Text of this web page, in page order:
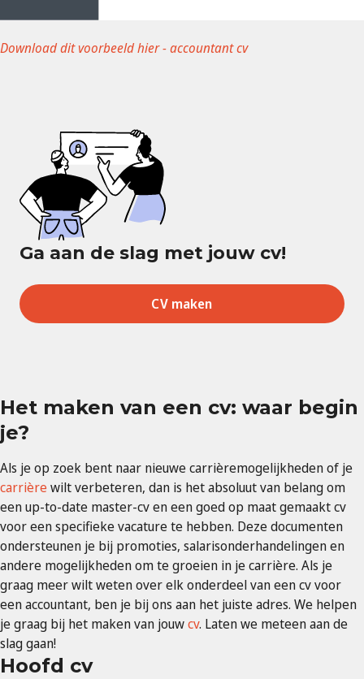
Download dit voorbeeld hier - accountant cv
Ga aan de slag met jouw cv!
CV maken
Het maken van een cv: waar begin
je?
Als je op zoek bent naar nieuwe carrièremogelijkheden of je
carrièrewilt verbeteren, dan is het absoluut van belang om
een up-to-date master-cv en een goed op maat gemaakt cv
voor een specifieke vacature te hebben. Deze documenten
ondersteunen je bij promoties, salarisonderhandelingen en
andere mogelijkheden om te groeien in je carrière. Als je
graag meer wilt weten over elk onderdeel van een cv voor
een accountant, ben je bij ons aan het juiste adres. We helpen
je graag bij het maken van jouwcv. Laten we meteen aan de
slag gaan!
Hoofd cv